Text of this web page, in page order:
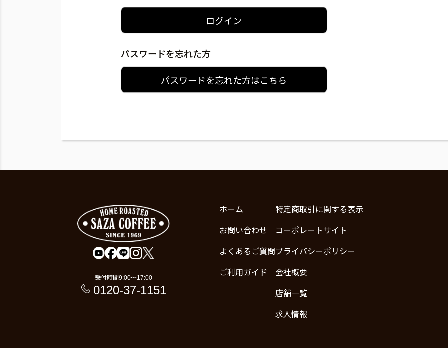
ログイン
パスワードを忘れた方
パスワードを忘れた方はこちら
受付時間9:00〜17:00
0120-37-1151
ホーム
お問い合わせ
よくあるご質問
ご利用ガイド
特定商取引に関する表示
コーポレートサイト
プライバシーポリシー
会社概要
店舗一覧
求人情報